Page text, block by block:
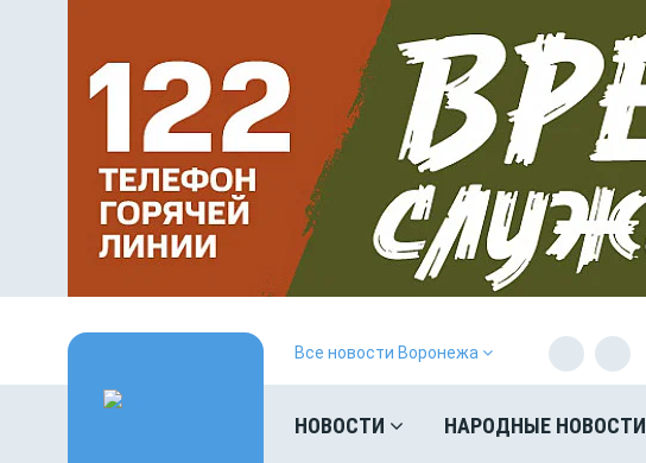
Все новости Воронежа
НОВОСТИ НАРОДНЫЕ НОВОСТИ